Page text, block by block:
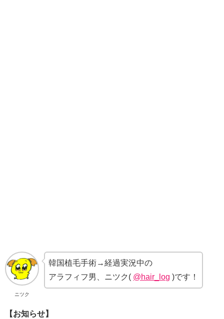
ニツク
韓国植毛手術→経過実況中の
アラフィフ男、ニツク( @hair_log )です！
【お知らせ】